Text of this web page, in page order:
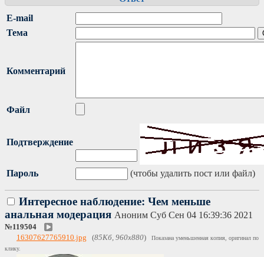
E-mail
Тема
Комментарий
Файл
Подтверждение
Пароль (чтобы удалить пост или файл)
Интересное наблюдение: Чем меньше
анальная модерация Аноним Суб Сен 04 16:39:36 2021
№119504
16307627765910.jpg (85Кб, 960x880)
Показана уменьшенная копия, оригинал по
клику.